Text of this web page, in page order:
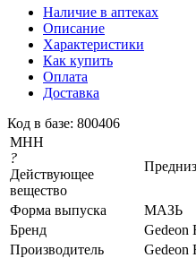
Наличие в аптеках
Описание
Характеристики
Как купить
Оплата
Доставка
Код в базе: 800406
МНН
?
Действующее
вещество
Форма выпуска
МАЗЬ
Бренд
Gedeon
Производитель
Gedeon